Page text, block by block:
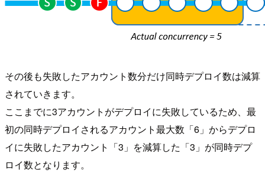
その後も失敗したアカウント数分だけ同時デプロイ数は減算
されていきます。
ここまでに3アカウントがデプロイに失敗しているため、最
初の同時デプロイされるアカウント最大数「6」からデプロ
イに失敗したアカウント「3」を減算した「3」が同時デプ
ロイ数となります。